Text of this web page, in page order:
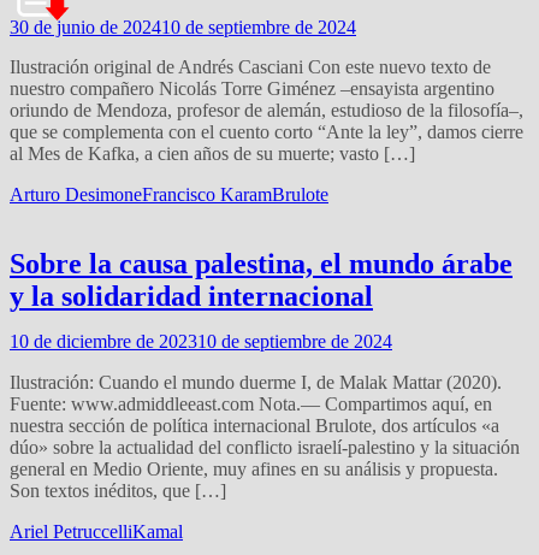
30 de junio de 202410 de septiembre de 2024
Ilustración original de Andrés Casciani Con este nuevo texto de
nuestro compañero Nicolás Torre Giménez –ensayista argentino
oriundo de Mendoza, profesor de alemán, estudioso de la filosofía–,
que se complementa con el cuento corto “Ante la ley”, damos cierre
al Mes de Kafka, a cien años de su muerte; vasto […]
Arturo DesimoneFrancisco KaramBrulote
Sobre la causa palestina, el mundo árabe
y la solidaridad internacional
10 de diciembre de 202310 de septiembre de 2024
Ilustración: Cuando el mundo duerme I, de Malak Mattar (2020).
Fuente: www.admiddleeast.com Nota.— Compartimos aquí, en
nuestra sección de política internacional Brulote, dos artículos «a
dúo» sobre la actualidad del conflicto israelí-palestino y la situación
general en Medio Oriente, muy afines en su análisis y propuesta.
Son textos inéditos, que […]
Ariel PetruccelliKamal